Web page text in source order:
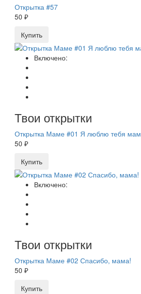
Открытка #57
50 ₽
Купить
Включено:
Твои открытки
Открытка Маме #01 Я люблю тебя мам
50 ₽
Купить
Включено:
Твои открытки
Открытка Маме #02 Спасибо, мама!
50 ₽
Купить